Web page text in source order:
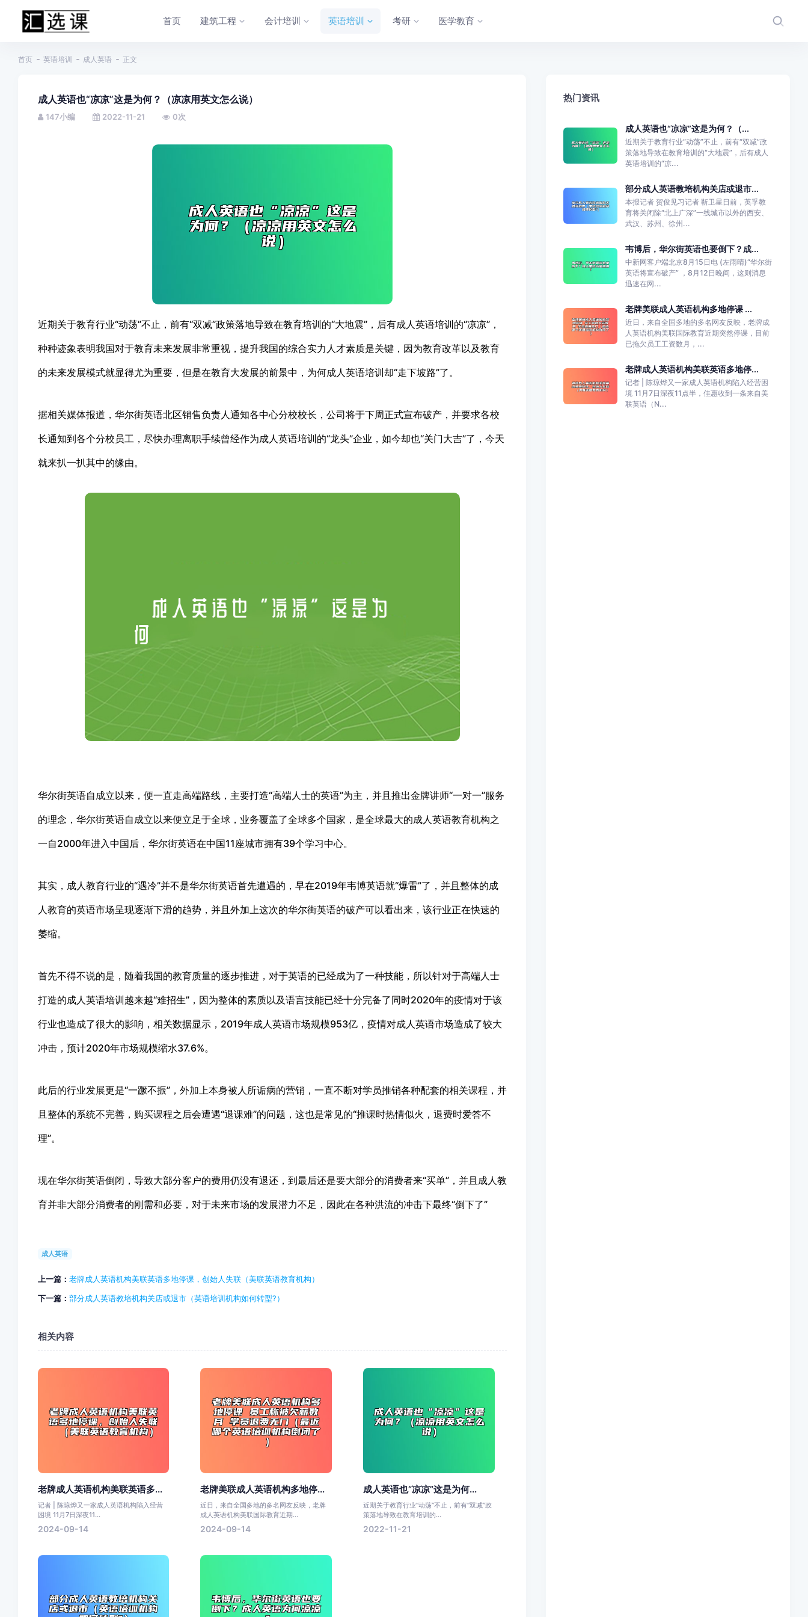
首页 建筑工程 会计培训 英语培训 考研 医学教育
首页 英语培训 成人英语 正文
成人英语也“凉凉”这是为何？（凉凉用英文怎么说）
147小编 2022-11-21 0次
近期关于教育行业“动荡”不止，前有“双减”政策落地导致在教育培训的“大地震”，后有成人英语培训的“凉凉”，
种种迹象表明我国对于教育未来发展非常重视，提升我国的综合实力人才素质是关键，因为教育改革以及教育
的未来发展模式就显得尤为重要，但是在教育大发展的前景中，为何成人英语培训却“走下坡路”了。
据相关媒体报道，华尔街英语北区销售负责人通知各中心分校校长，公司将于下周正式宣布破产，并要求各校
长通知到各个分校员工，尽快办理离职手续曾经作为成人英语培训的“龙头”企业，如今却也“关门大吉”了，今天
就来扒一扒其中的缘由。
华尔街英语自成立以来，便一直走高端路线，主要打造“高端人士的英语”为主，并且推出金牌讲师“一对一”服务
的理念，华尔街英语自成立以来便立足于全球，业务覆盖了全球多个国家，是全球最大的成人英语教育机构之
一自2000年进入中国后，华尔街英语在中国11座城市拥有39个学习中心。
其实，成人教育行业的“遇冷”并不是华尔街英语首先遭遇的，早在2019年韦博英语就“爆雷”了，并且整体的成
人教育的英语市场呈现逐渐下滑的趋势，并且外加上这次的华尔街英语的破产可以看出来，该行业正在快速的
萎缩。
首先不得不说的是，随着我国的教育质量的逐步推进，对于英语的已经成为了一种技能，所以针对于高端人士
打造的成人英语培训越来越“难招生”，因为整体的素质以及语言技能已经十分完备了同时2020年的疫情对于该
行业也造成了很大的影响，相关数据显示，2019年成人英语市场规模953亿，疫情对成人英语市场造成了较大
冲击，预计2020年市场规模缩水37.6%。
此后的行业发展更是“一蹶不振”，外加上本身被人所诟病的营销，一直不断对学员推销各种配套的相关课程，并
且整体的系统不完善，购买课程之后会遭遇“退课难”的问题，这也是常见的“推课时热情似火，退费时爱答不
理”。
现在华尔街英语倒闭，导致大部分客户的费用仍没有退还，到最后还是要大部分的消费者来“买单”，并且成人教
育并非大部分消费者的刚需和必要，对于未来市场的发展潜力不足，因此在各种洪流的冲击下最终“倒下了”
成人英语
上一篇： 老牌成人英语机构美联英语多地停课，创始人失联（美联英语教育机构）
下一篇： 部分成人英语教培机构关店或退市（英语培训机构如何转型?）
相关内容
老牌成人英语机构美联英语多...
记者 | 陈琼烨又一家成人英语机构陷入经营
困境 11月7日深夜11...
2024-09-14
老牌美联成人英语机构多地停...
近日，来自全国多地的多名网友反映，老牌
成人英语机构美联国际教育近期...
2024-09-14
成人英语也“凉凉”这是为何...
近期关于教育行业“动荡”不止，前有“双减”政
策落地导致在教育培训的...
2022-11-21
热门资讯
成人英语也“凉凉”这是为何？（...
近期关于教育行业“动荡”不止，前有“双减”政
策落地导致在教育培训的“大地震”，后有成人
英语培训的“凉...
部分成人英语教培机构关店或退市...
本报记者 贺俊见习记者 靳卫星日前，英孚教
育将关闭除“北上广深”一线城市以外的西安、
武汉、苏州、徐州...
韦博后，华尔街英语也要倒下？成...
中新网客户端北京8月15日电 (左雨晴)“华尔街
英语将宣布破产” ，8月12日晚间，这则消息
迅速在网...
老牌美联成人英语机构多地停课 ...
近日，来自全国多地的多名网友反映，老牌成
人英语机构美联国际教育近期突然停课，目前
已拖欠员工工资数月，...
老牌成人英语机构美联英语多地停...
记者 | 陈琼烨又一家成人英语机构陷入经营困
境 11月7日深夜11点半，佳惠收到一条来自美
联英语（N...